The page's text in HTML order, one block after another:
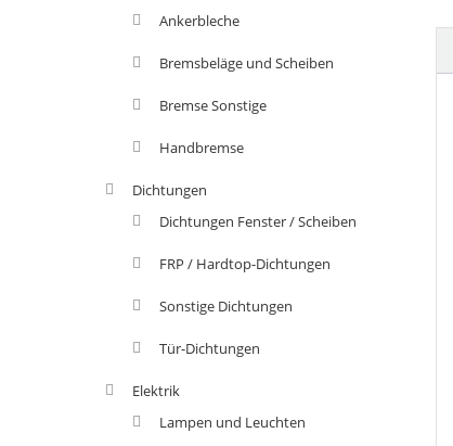
Ankerbleche
Bremsbeläge und Scheiben
Bremse Sonstige
Handbremse
Dichtungen
Dichtungen Fenster / Scheiben
FRP / Hardtop-Dichtungen
Sonstige Dichtungen
Tür-Dichtungen
Elektrik
Lampen und Leuchten